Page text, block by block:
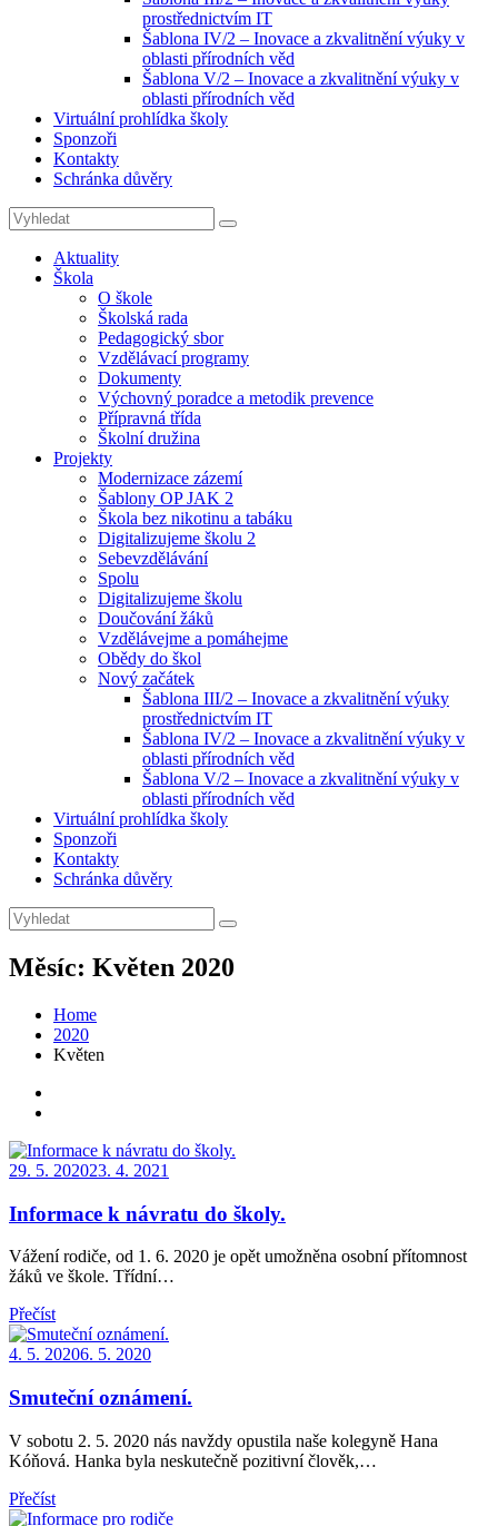
prostřednictvím IT
Šablona IV/2 – Inovace a zkvalitnění výuky v
oblasti přírodních věd
Šablona V/2 – Inovace a zkvalitnění výuky v
oblasti přírodních věd
Virtuální prohlídka školy
Sponzoři
Kontakty
Schránka důvěry
Search
for:
Search
Aktuality
Škola
O škole
Školská rada
Pedagogický sbor
Vzdělávací programy
Dokumenty
Výchovný poradce a metodik prevence
Přípravná třída
Školní družina
Projekty
Modernizace zázemí
Šablony OP JAK 2
Škola bez nikotinu a tabáku
Digitalizujeme školu 2
Sebevzdělávání
Spolu
Digitalizujeme školu
Doučování žáků
Vzdělávejme a pomáhejme
Obědy do škol
Nový začátek
Šablona III/2 – Inovace a zkvalitnění výuky
prostřednictvím IT
Šablona IV/2 – Inovace a zkvalitnění výuky v
oblasti přírodních věd
Šablona V/2 – Inovace a zkvalitnění výuky v
oblasti přírodních věd
Virtuální prohlídka školy
Sponzoři
Kontakty
Schránka důvěry
Search
for:
Search
Měsíc: Květen 2020
Home
2020
Květen
Posted
29. 5. 202023. 4. 2021
Informace k návratu do školy.
Vážení rodiče, od 1. 6. 2020 je opět umožněna osobní přítomnost
žáků ve škole. Třídní…
Přečíst
Posted
4. 5. 20206. 5. 2020
Smuteční oznámení.
V sobotu 2. 5. 2020 nás navždy opustila naše kolegyně Hana
Kóňová. Hanka byla neskutečně pozitivní člověk,…
Přečíst